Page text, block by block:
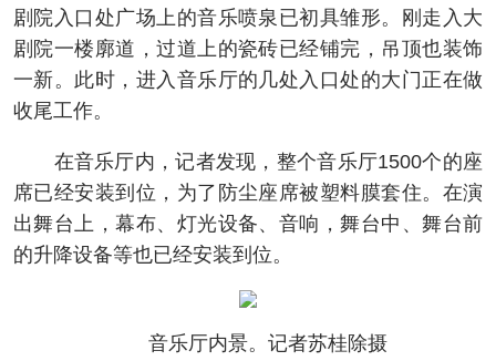
剧院入口处广场上的音乐喷泉已初具雏形。刚走入大
剧院一楼廓道，过道上的瓷砖已经铺完，吊顶也装饰
一新。此时，进入音乐厅的几处入口处的大门正在做
收尾工作。
在音乐厅内，记者发现，整个音乐厅1500个的座
席已经安装到位，为了防尘座席被塑料膜套住。在演
出舞台上，幕布、灯光设备、音响，舞台中、舞台前
的升降设备等也已经安装到位。
音乐厅内景。记者苏桂除摄